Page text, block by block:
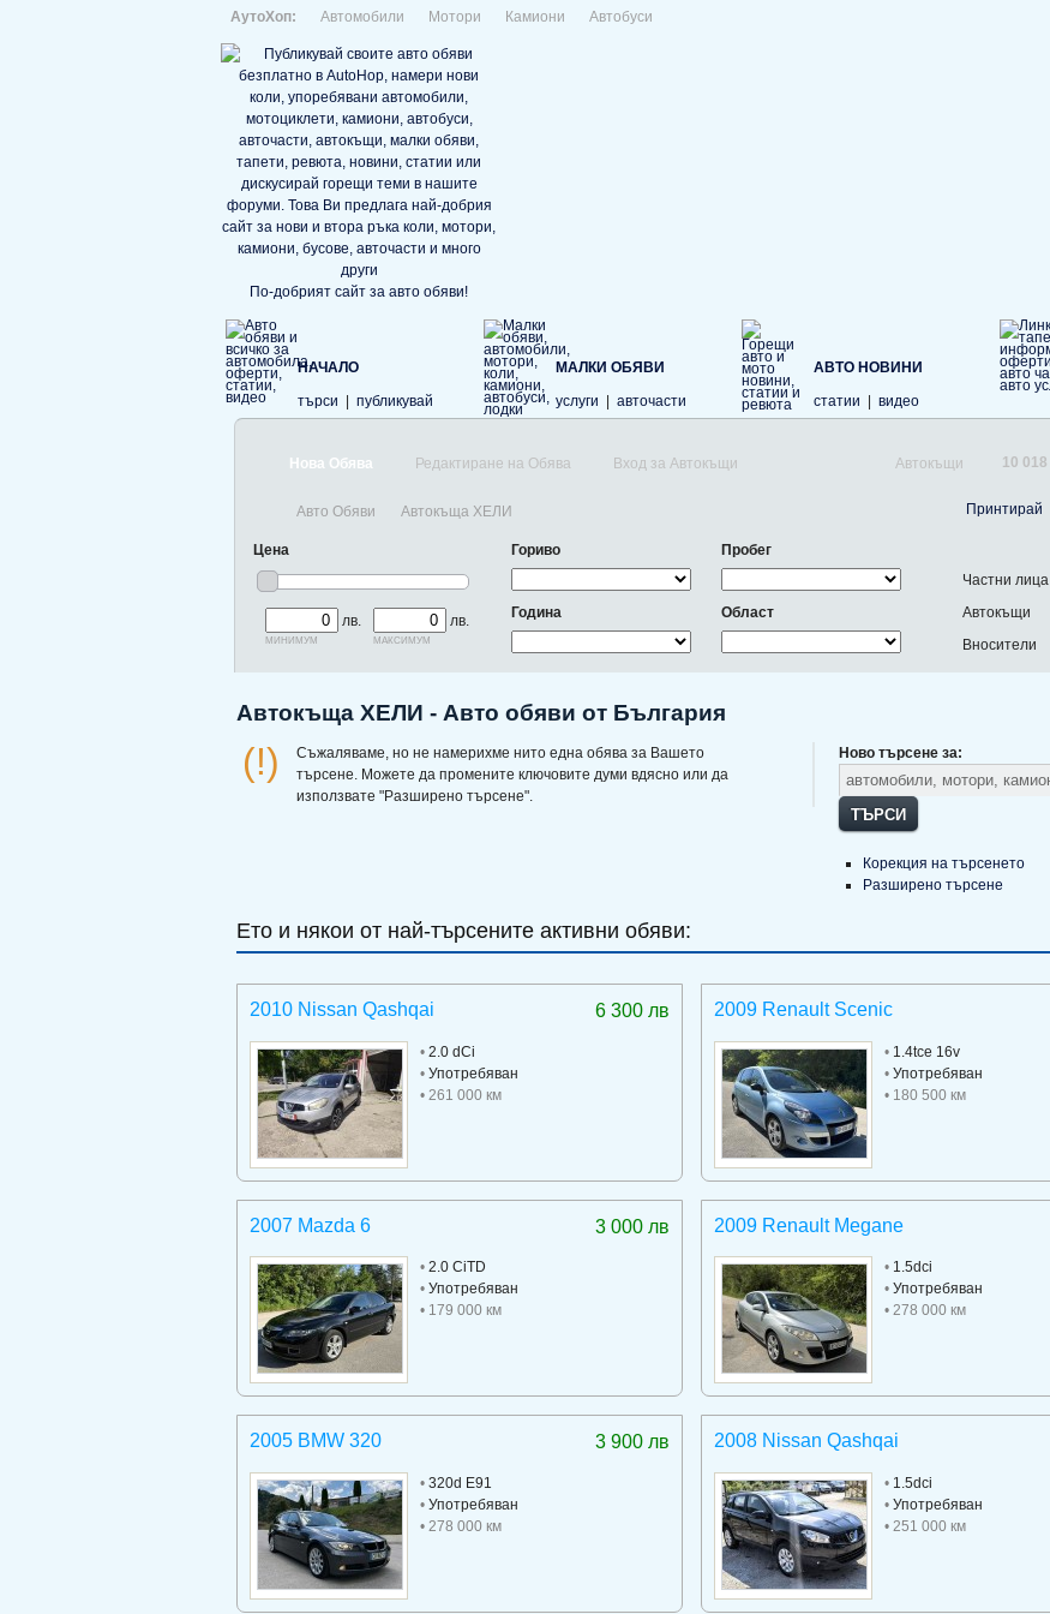
АутоХоп: Автомобили Мотори Камиони Автобуси
По-добрият сайт за авто обяви!
НАЧАЛО
търси
публикувай
МАЛКИ ОБЯВИ
услуги
авточасти
АВТО НОВИНИ
статии
видео
Нова Обява Редактиране на Обява Вход за Автокъщи Автокъщи 10 018
Принтирай
Авто Обяви Автокъща ХЕЛИ
Цена
лв.
минимум
лв.
максимум
Гориво
Година
Пробег
Област
Частни лица
Автокъщи
Вносители
Автокъща ХЕЛИ - Авто обяви от България
(!)
Съжаляваме, но не намерихме нито една обява за Вашето
търсене. Можете да промените ключовите думи вдясно или да
използвате "Разширено търсене".
Ново търсене за:
ТЪРСИ
Корекция на търсенето
Разширено търсене
Ето и някои от най-търсените активни обяви:
6 300 лв
2010 Nissan Qashqai
• 2.0 dCi
• Употребяван
• 261 000 км
2009 Renault Scenic
•1.4tce 16v
•Употребяван
• 180 500 км
3 000 лв
2007 Mazda 6
• 2.0 CiTD
• Употребяван
• 179 000 км
2009 Renault Megane
•1.5dci
•Употребяван
• 278 000 км
3 900 лв
2005 BMW 320
• 320d E91
• Употребяван
• 278 000 км
2008 Nissan Qashqai
•1.5dci
•Употребяван
• 251 000 км